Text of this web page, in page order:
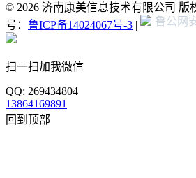
© 2026 济南康美信息技术有限公司 版
号： 鲁ICP备14024067号-3 | 鲁公网
扫一扫加我微信
QQ: 269434804
13864169891
回到顶部